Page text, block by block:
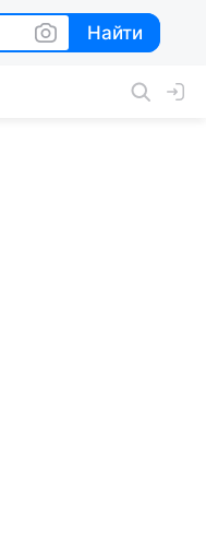
Найти
Найти